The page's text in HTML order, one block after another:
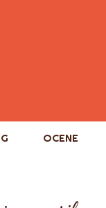
OCENE